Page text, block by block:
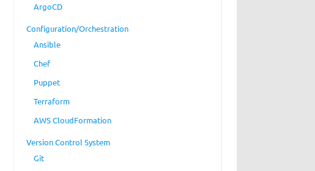
ArgoCD
Configuration/Orchestration
Ansible
Chef
Puppet
Terraform
AWS CloudFormation
Version Control System
Git